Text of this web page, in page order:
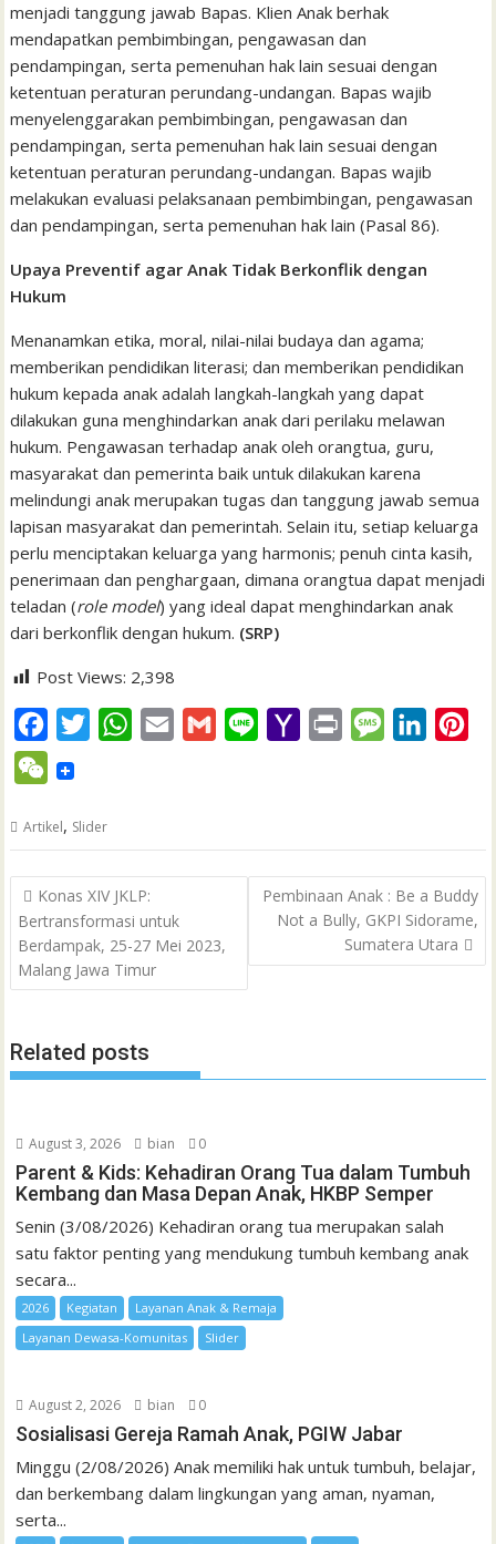
menjadi tanggung jawab Bapas. Klien Anak berhak
mendapatkan pembimbingan, pengawasan dan
pendampingan, serta pemenuhan hak lain sesuai dengan
ketentuan peraturan perundang-undangan. Bapas wajib
menyelenggarakan pembimbingan, pengawasan dan
pendampingan, serta pemenuhan hak lain sesuai dengan
ketentuan peraturan perundang-undangan. Bapas wajib
melakukan evaluasi pelaksanaan pembimbingan, pengawasan
dan pendampingan, serta pemenuhan hak lain (Pasal 86).
Upaya Preventif agar Anak Tidak Berkonflik dengan
Hukum
Menanamkan etika, moral, nilai-nilai budaya dan agama;
memberikan pendidikan literasi; dan memberikan pendidikan
hukum kepada anak adalah langkah-langkah yang dapat
dilakukan guna menghindarkan anak dari perilaku melawan
hukum. Pengawasan terhadap anak oleh orangtua, guru,
masyarakat dan pemerinta baik untuk dilakukan karena
melindungi anak merupakan tugas dan tanggung jawab semua
lapisan masyarakat dan pemerintah. Selain itu, setiap keluarga
perlu menciptakan keluarga yang harmonis; penuh cinta kasih,
penerimaan dan penghargaan, dimana orangtua dapat menjadi
teladan (role model) yang ideal dapat menghindarkan anak
dari berkonflik dengan hukum. (SRP)
Post Views: 2,398
a
e
b
o
o
k
t
t
e
r
W
s
A
p
p
l
G
l
o
M
a
t
M
a
g
e
e
d
I
n
e
r
e
s
W
C
a
t
Artikel, Slider
Post
navigation
Konas XIV JKLP:
Bertransformasi untuk
Berdampak, 25-27 Mei 2023,
Malang Jawa Timur
Pembinaan Anak : Be a Buddy
Not a Bully, GKPI Sidorame,
Sumatera Utara
Related posts
August 3, 2026 bian 0
Parent & Kids: Kehadiran Orang Tua dalam Tumbuh
Kembang dan Masa Depan Anak, HKBP Semper
Senin (3/08/2026) Kehadiran orang tua merupakan salah
satu faktor penting yang mendukung tumbuh kembang anak
secara...
2026 Kegiatan
Layanan Anak & Remaja
Layanan Dewasa-Komunitas
Slider
August 2, 2026 bian 0
Sosialisasi Gereja Ramah Anak, PGIW Jabar
Minggu (2/08/2026) Anak memiliki hak untuk tumbuh, belajar,
dan berkembang dalam lingkungan yang aman, nyaman,
serta...